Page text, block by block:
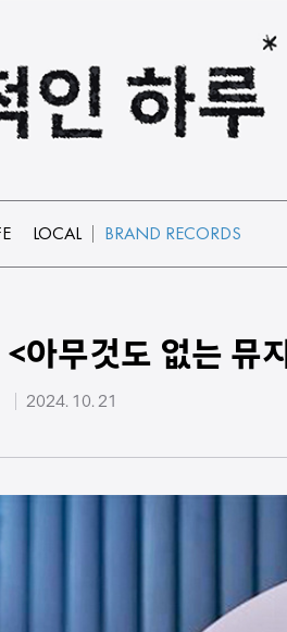
LOCAL BRAND RECORDS
아무것도 없는 뮤
2024. 10. 21